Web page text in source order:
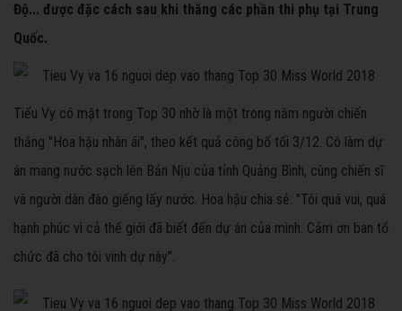
Độ... được đặc cách sau khi thắng các phần thi phụ tại Trung
Quốc.
Tiểu Vy có mặt trong Top 30 nhờ là một trong năm người chiến
thắng "Hoa hậu nhân ái", theo kết quả công bố tối 3/12. Cô làm dự
án mang nước sạch lên Bản Nịu của tỉnh Quảng Bình, cùng chiến sĩ
và người dân đào giếng lấy nước. Hoa hậu chia sẻ: "Tôi quá vui, quá
hạnh phúc vì cả thế giới đã biết đến dự án của mình. Cảm ơn ban tổ
chức đã cho tôi vinh dự này".